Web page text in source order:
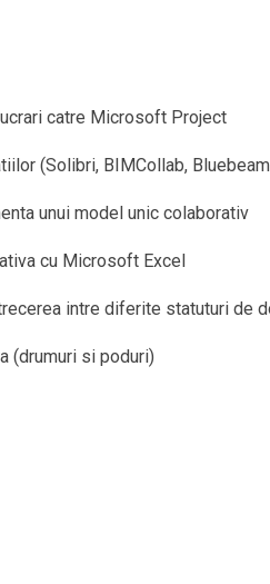
catre Microsoft Project
(Solibri, BIMCollab,
unui model unic colaborativ
cu Microsoft Excel
intre diferite statuturi de
(drumuri si poduri)